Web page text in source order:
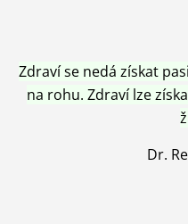
Zdraví se nedá získat
na rohu. Zdraví lze
Dr.